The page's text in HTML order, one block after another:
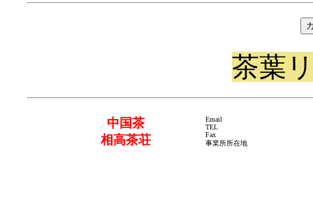
茶葉
中国茶
相高茶荘
Email
TEL
Fax
事業所所在地